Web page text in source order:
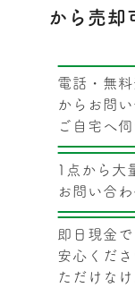
から売却
電話・無
からお問
ご自宅へ伺
1点から大
お問い合
即日現金
安心くだ
ただけな